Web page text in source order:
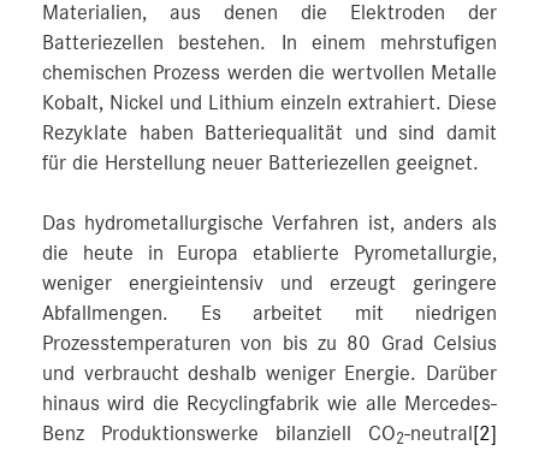
Materialien, aus denen die Elektroden der
Batteriezellen bestehen. In einem mehrstufigen
chemischen Prozess werden die wertvollen Metalle
Kobalt, Nickel und Lithium einzeln extrahiert. Diese
Rezyklate haben Batteriequalität und sind damit
für die Herstellung neuer Batteriezellen geeignet.
Das hydrometallurgische Verfahren ist, anders als
die heute in Europa etablierte Pyrometallurgie,
weniger energieintensiv und erzeugt geringere
Abfallmengen. Es arbeitet mit niedrigen
Prozesstemperaturen von bis zu 80 Grad Celsius
und verbraucht deshalb weniger Energie. Darüber
hinaus wird die Recyclingfabrik wie alle Mercedes-
Benz Produktionswerke bilanziell CO2-neutral [2]